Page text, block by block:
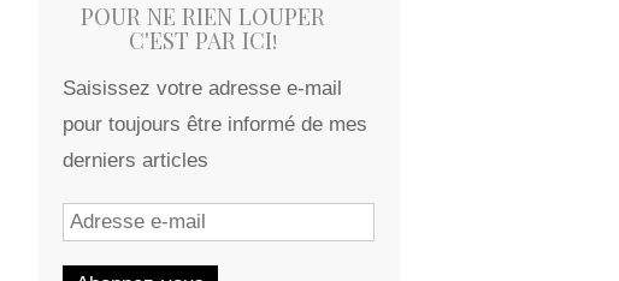
POUR NE RIEN LOUPER
C'EST PAR ICI!
Saisissez votre adresse e-mail
pour toujours être informé de mes
derniers articles